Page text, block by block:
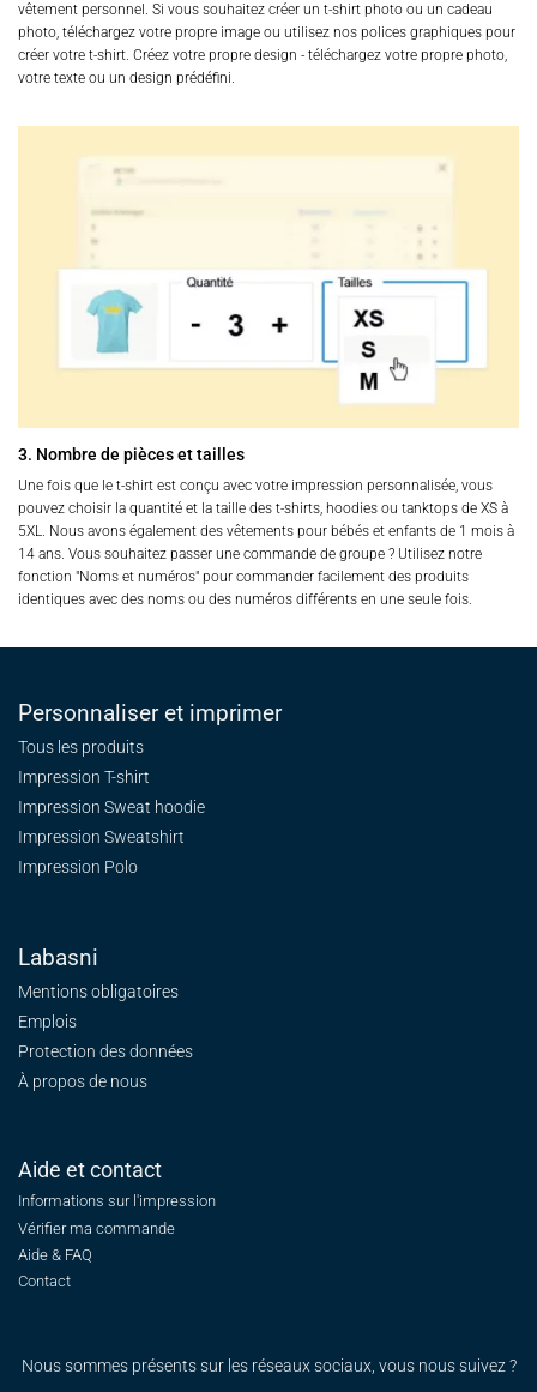
vêtement personnel. Si vous souhaitez créer un t-shirt photo ou un cadeau
photo, téléchargez votre propre image ou utilisez nos polices graphiques pour
créer votre t-shirt. Créez votre propre design - téléchargez votre propre photo,
votre texte ou un design prédéfini.
3. Nombre de pièces et tailles
Une fois que le t-shirt est conçu avec votre impression personnalisée, vous
pouvez choisir la quantité et la taille des t-shirts, hoodies ou tanktops de XS à
5XL. Nous avons également des vêtements pour bébés et enfants de 1 mois à
14 ans. Vous souhaitez passer une commande de groupe ? Utilisez notre
fonction "Noms et numéros" pour commander facilement des produits
identiques avec des noms ou des numéros différents en une seule fois.
Personnaliser et imprimer
Tous les produits
Impression T-shirt
Impression Sweat hoodie
Impression Sweatshirt
Impression Polo
Labasni
Mentions obligatoires
Emplois
Protection des données
À propos de nous
Aide et contact
Informations sur l'impression
Vérifier ma commande
Aide & FAQ
Contact
Nous sommes présents sur les réseaux sociaux, vous nous suivez ?